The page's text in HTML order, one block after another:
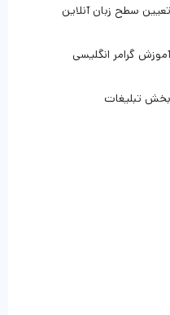
تعیین سطح زبان آنلاین
گرامر انگلیسی
بخش تبلیغات